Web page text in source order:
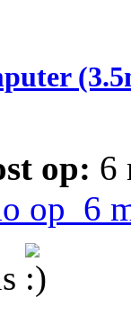
op: 6
op 6